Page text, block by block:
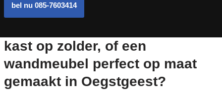
bel nu 085-7603414
kast op zolder, of een
wandmeubel perfect op maat
gemaakt in Oegstgeest?